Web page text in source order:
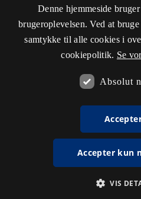
Denne hjemmeside
brugeroplevelsen. Ved at
samtykke til alle cookies i
cookiepolitik. Se
Absolut
Accepter kun
VIS